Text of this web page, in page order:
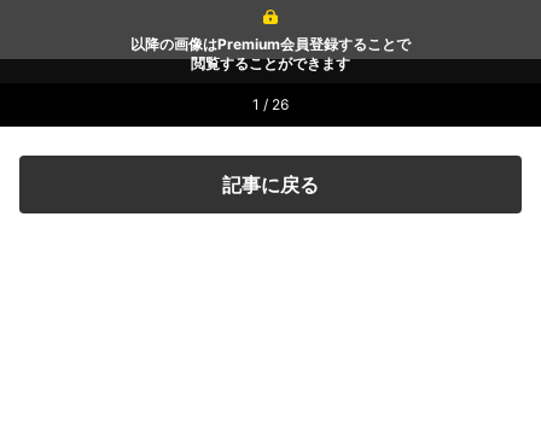
以降の画像はPremium会員登録することで
閲覧することができます
1 / 26
記事に戻る